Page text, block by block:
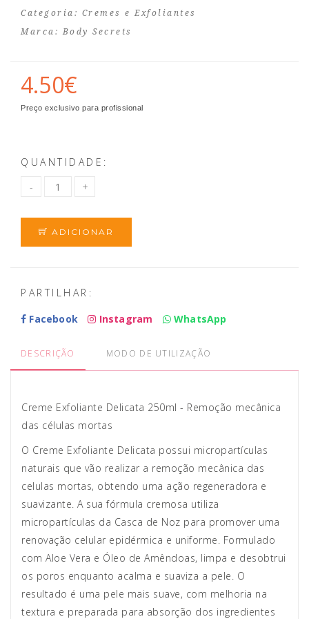
Categoria: Cremes e Exfoliantes
Marca: Body Secrets
4.50€
Preço exclusivo para profissional
QUANTIDADE:
ADICIONAR
PARTILHAR:
Facebook
Instagram WhatsApp
DESCRIÇÃO MODO DE UTILIZAÇÃO
Creme Exfoliante Delicata 250ml - Remoção mecânica
das células mortas
O Creme Exfoliante Delicata possui micropartículas
naturais que vão realizar a remoção mecânica das
celulas mortas, obtendo uma ação regeneradora e
suavizante. A sua fórmula cremosa utiliza
micropartículas da Casca de Noz para promover uma
renovação celular epidérmica e uniforme. Formulado
com Aloe Vera e Óleo de Amêndoas, limpa e desobtrui
os poros enquanto acalma e suaviza a pele. O
resultado é uma pele mais suave, com melhoria na
textura e preparada para absorção dos ingredientes